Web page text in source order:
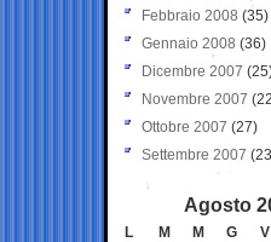
Febbraio 2008 (35)
Gennaio 2008 (36)
Dicembre 2007
Novembre 2007
Ottobre 2007 (27)
Settembre 2007
Agosto
L M M G V